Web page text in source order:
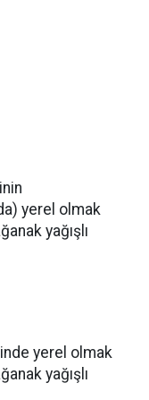
yerel olmak
yağışlı
yerel olmak
yağışlı